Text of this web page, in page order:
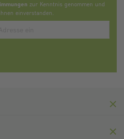
zur Kenntnis genommen und
einverstanden.
bitte E-Mail Adresse